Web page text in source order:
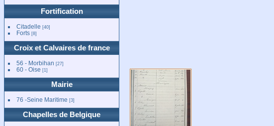
Fortification
Citadelle [40]
Forts [8]
Croix et Calvaires de france
56 - Morbihan [27]
60 - Oise [1]
Mairie
76 -Seine Maritime [3]
Chapelles de Belgique